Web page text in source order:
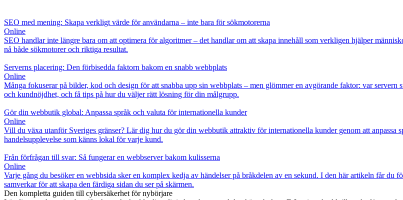
SEO med mening: Skapa verkligt värde för användarna – inte bara för sökmotorerna
Online
SEO handlar inte längre bara om att optimera för algoritmer – det handlar om att skapa innehåll som verkligen hjälper
nå både sökmotorer och riktiga resultat.
Serverns placering: Den förbisedda faktorn bakom en snabb webbplats
Online
Många fokuserar på bilder, kod och design för att snabba upp sin webbplats – men glömmer en avgörande faktor: var
och kundnöjdhet, och få tips på hur du väljer rätt lösning för din målgrupp.
Gör din webbutik global: Anpassa språk och valuta för internationella kunder
Online
Vill du växa utanför Sveriges gränser? Lär dig hur du gör din webbutik attraktiv för internationella kunder genom att anpassa
handelsupplevelse som känns lokal för varje kund.
Från förfrågan till svar: Så fungerar en webbserver bakom kulisserna
Online
Varje gång du besöker en webbsida sker en komplex kedja av händelser på bråkdelen av en sekund. I den här artikeln får
samverkar för att skapa den färdiga sidan du ser på skärmen.
Den kompletta guiden till cybersäkerhet för nybörjare